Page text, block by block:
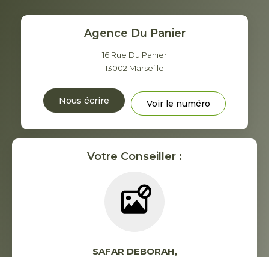
Agence Du Panier
16 Rue Du Panier
13002 Marseille
Nous écrire Voir le numéro
Votre Conseiller :
SAFAR DEBORAH,